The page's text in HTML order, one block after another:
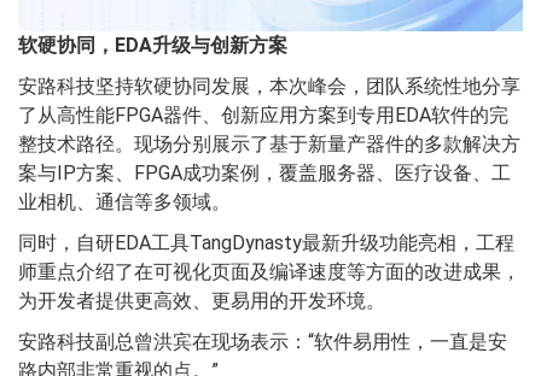
软硬协同，EDA升级与创新方案
安路科技坚持软硬协同发展，本次峰会，团队系统性地分享
了从高性能FPGA器件、创新应用方案到专用EDA软件的完
整技术路径。现场分别展示了基于新量产器件的多款解决方
案与IP方案、FPGA成功案例，覆盖服务器、医疗设备、工
业相机、通信等多领域。
同时，自研EDA工具TangDynasty最新升级功能亮相，工程
师重点介绍了在可视化页面及编译速度等方面的改进成果，
为开发者提供更高效、更易用的开发环境。
安路科技副总曾洪宾在现场表示：“软件易用性，一直是安
路内部非常重视的点。”